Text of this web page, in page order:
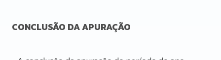
CONCLUSÃO DA APURAÇÃO